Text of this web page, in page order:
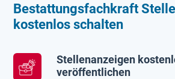
Bestattungsfachkraft
kostenlos schalten
Stellenanzeigen
veröffentlichen